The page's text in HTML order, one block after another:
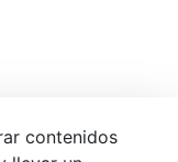
/ San Sebastián
contenidos